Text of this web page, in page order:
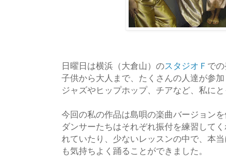
日曜日は横浜（大倉山）のスタジオＦ で
子供から大人まで、たくさんの人達が参
ジャズやヒップホップ、チアなど、私に
今回の私の作品は島唄の楽曲バージョン
ダンサーたちはそれぞれ振付を練習して
れていたり、少ないレッスンの中で、本
も気持ちよく踊ることができました。